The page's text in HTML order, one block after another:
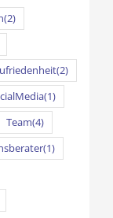
(2)
(2)
(1)
Team(4)
(1)